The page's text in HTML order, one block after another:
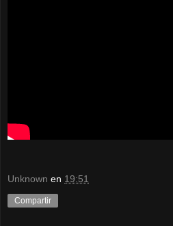
Unknown en 19:51
Compartir